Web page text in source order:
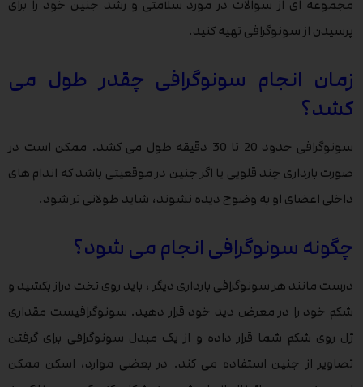
مجموعه ای از سوالات در مورد سلامتی و رشد جنین خود را برای
پرسیدن از سونوگرافی تهیه کنید.
زمان انجام سونوگرافی چقدر طول می
کشد؟
سونوگرافی حدود 20 تا 30 دقیقه طول می کشد. ممکن است در
صورت بارداری چند قلویی یا اگر جنین در موقعیتی باشد که اندام های
داخلی اعضای او به وضوح دیده نشوند، شاید طولانی تر شود.
چگونه سونوگرافی انجام می شود؟
درست مانند هر سونوگرافی بارداری دیگر ، باید روی تخت دراز بکشید و
شکم خود را در معرض دید خود قرار دهید. سونوگرافیست مقداری
ژل روی شکم شما قرار داده و از یک مبدل سونوگرافی برای گرفتن
تصاویر از جنین استفاده می کند. در بعضی موارد، اسکن ممکن